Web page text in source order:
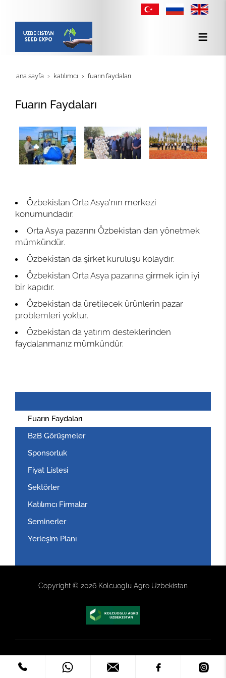
ana sayfa katilimci fuarın faydaları
Fuarın Faydaları
Özbekistan Orta Asya'nın merkezi
konumundadır.
Orta Asya pazarını Özbekistan dan yönetmek
mümkündür.
Özbekistan da şirket kuruluşu kolaydır.
Özbekistan Orta Asya pazarına girmek için iyi
bir kapıdır.
Özbekistan da üretilecek ürünlerin pazar
problemleri yoktur.
Özbekistan da yatırım desteklerinden
faydalanmanız mümkündür.
Fuarın Faydaları
B2B Görüşmeler
Sponsorluk
Fiyat Listesi
Sektörler
Katılımcı Firmalar
Seminerler
Yerleşim Planı
Copyright © 2026 Kolcuoglu Agro Uzbekistan